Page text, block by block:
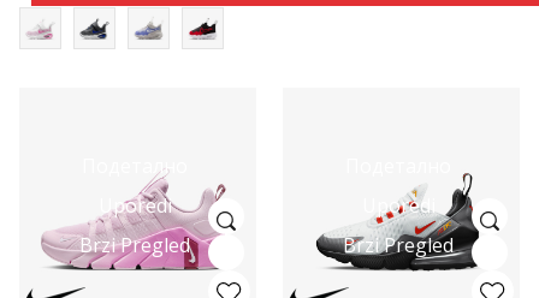
Подетално
Uporedi
Brzi Pregled
Uporedi
Brzi Pregled